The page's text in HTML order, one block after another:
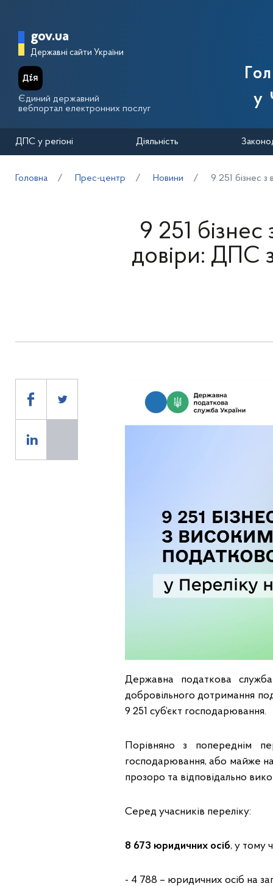
Головна сторінка Державної
gov.ua
Державні сайти України
Єдиний державний
вебпортал електронних послуг
у
ДПС у регіоні Діяльність
Головна Прес-центр Новини 9 251 бізнес з
9 251
довіри: ДПС
Державна податкова
добровільного дотримання
9 251 суб’єкт господарювання.
Порівняно з попереднім
господарювання, або майже на
прозоро та відповідально
Серед учасників переліку:
8 673 юридичних осіб, у тому
- 4 788 – юридичних осіб на